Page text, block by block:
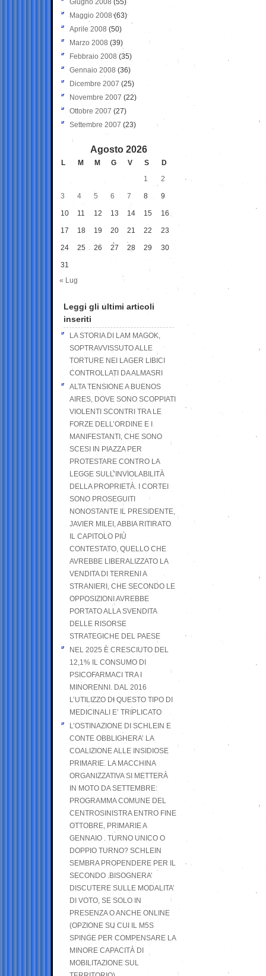
Giugno 2008 (55)
Maggio 2008(63)
Aprile 2008 (50)
Marzo 2008 (39)
Febbraio 2008 (35)
Gennaio 2008 (36)
Dicembre 2007 (25)
Novembre 2007 (22)
Ottobre 2007 (27)
Settembre 2007 (23)
Agosto 2026
L M M G V S
D
1
2
3 4 5 6 7 8 9
10 11 12 13 14 15 16
17 18 19 20 21 22 23
24 25 26 27 28 29 30
31
« Lug
Leggi gli ultimi articoli
inseriti
LA STORIA DI LAM MAGOK,
SOPTRAVVISSUTO ALLE
TORTURE NEI LAGER LIBICI
CONTROLLATI DA ALMASRI
ALTA TENSIONE A BUENOS
AIRES, DOVE SONO SCOPPIATI
VIOLENTI SCONTRI TRA LE
FORZE DELL’ORDINE E I
MANIFESTANTI, CHE SONO
SCESI IN PIAZZA PER
PROTESTARE CONTRO LA
LEGGE SULL’INVIOLABILITÀ
DELLA PROPRIETÀ. I CORTEI
SONO PROSEGUITI
NONOSTANTE IL PRESIDENTE,
JAVIER MILEI, ABBIA RITIRATO
IL CAPITOLO PIÙ
CONTESTATO, QUELLO CHE
AVREBBE LIBERALIZZATO LA
VENDITA DI TERRENI A
STRANIERI, CHE SECONDO LE
OPPOSIZIONI AVREBBE
PORTATO ALLA SVENDITA
DELLE RISORSE
STRATEGICHE DEL PAESE
NEL 2025 È CRESCIUTO DEL
12,1% IL CONSUMO DI
PSICOFARMACI TRA I
MINORENNI. DAL 2016
L’UTILIZZO DI QUESTO TIPO DI
MEDICINALI E’ TRIPLICATO
L’OSTINAZIONE DI SCHLEIN E
CONTE OBBLIGHERA’ LA
COALIZIONE ALLE INSIDIOSE
PRIMARIE. LA MACCHINA
ORGANIZZATIVA SI METTERÀ
IN MOTO DA SETTEMBRE:
PROGRAMMA COMUNE DEL
CENTROSINISTRA ENTRO FINE
OTTOBRE, PRIMARIE A
GENNAIO . TURNO UNICO O
DOPPIO TURNO? SCHLEIN
SEMBRA PROPENDERE PER IL
SECONDO .BISOGNERA’
DISCUTERE SULLE MODALITA’
DI VOTO, SE SOLO IN
PRESENZA O ANCHE ONLINE
(OPZIONE SU CUI IL M5S
SPINGE PER COMPENSARE LA
MINORE CAPACITÀ DI
MOBILITAZIONE SUL